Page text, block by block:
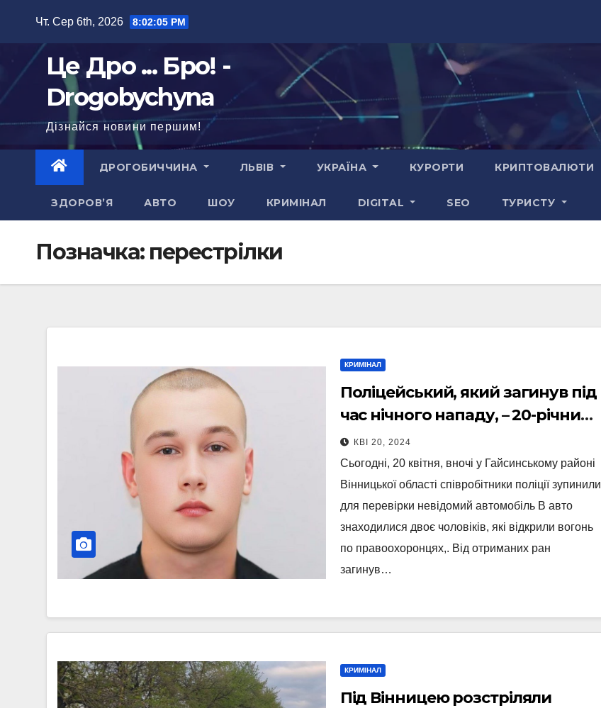
Чт. Сер 6th, 2026 8:02:06 PM
Це Дро ... Бро! -
Drogobychyna
Дізнайся новини першим!
ДРОГОБИЧЧИНА ЛЬВІВ УКРАЇНА КУРОРТИ КРИПТОВАЛЮТИ
ЗДОРОВ’Я АВТО ШОУ КРИМІНАЛ DIGITAL SEO ТУРИСТУ
Позначка: перестрілки
КРИМІНАЛ
Поліцейський, який загинув під
час нічного нападу, – 20-річний
Максим Зарецький
КВІ 20, 2024
Сьогодні, 20 квітня, вночі у Гайсинському районі
Вінницької області співробітники поліції зупинили
для перевірки невідомий автомобіль В авто
знаходилися двоє чоловіків, які відкрили вогонь
по правоохоронцях,. Від отриманих ран
загинув…
КРИМІНАЛ
Під Вінницею розстріляли